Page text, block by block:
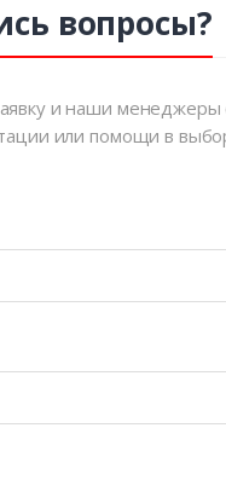
вопросы?
и наши менеджеры
или помощи в